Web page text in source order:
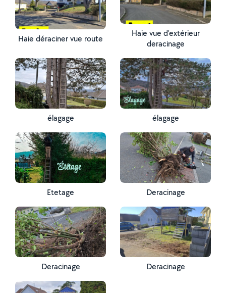
Haie déraciner vue route
Haie vue d'extérieur
deracinage
élagage élagage
Etetage Deracinage
Deracinage Deracinage